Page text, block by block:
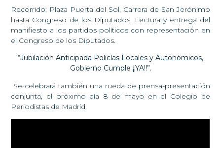
Recorrido: Plaza Puerta del Sol, Carrera de San Jerónimo
hasta Congreso de los Diputados. Lectura y entrega del
manifiesto a los partidos políticos con representación en
el Congreso de los Diputados.
“Jubilación Anticipada Policías Locales y Autonómicos,
Gobierno Cumple ¡¡YA!!”.
Se celebrará también una rueda de prensa-presentación
conjunta, el próximo día 8 de mayo en el Colegio de
Periodistas de Madrid.